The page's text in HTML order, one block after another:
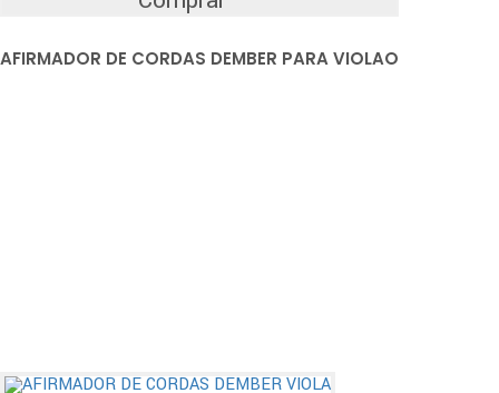
AFIRMADOR DE CORDAS DEMBER PARA VIOLAO